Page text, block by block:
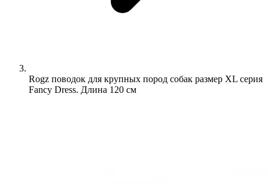
Rogz поводок для крупных пород собак размер XL серия
Fancy Dress. Длина 120 см